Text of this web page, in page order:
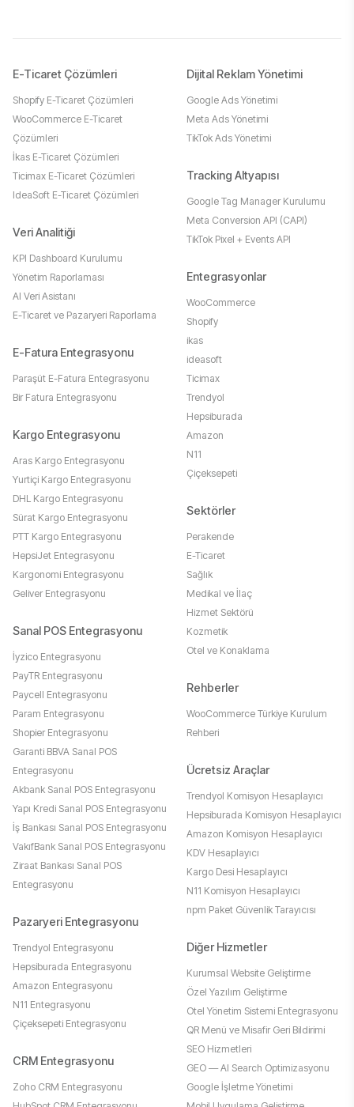
E-Ticaret Çözümleri
Shopify E-Ticaret Çözümleri
WooCommerce E-Ticaret
Çözümleri
İkas E-Ticaret Çözümleri
Ticimax E-Ticaret Çözümleri
IdeaSoft E-Ticaret Çözümleri
Veri Analitiği
KPI Dashboard Kurulumu
Yönetim Raporlaması
AI Veri Asistanı
E-Ticaret ve Pazaryeri Raporlama
E-Fatura Entegrasyonu
Paraşüt E-Fatura Entegrasyonu
Bir Fatura Entegrasyonu
Kargo Entegrasyonu
Aras Kargo Entegrasyonu
Yurtiçi Kargo Entegrasyonu
DHL Kargo Entegrasyonu
Sürat Kargo Entegrasyonu
PTT Kargo Entegrasyonu
HepsiJet Entegrasyonu
Kargonomi Entegrasyonu
Geliver Entegrasyonu
Sanal POS Entegrasyonu
İyzico Entegrasyonu
PayTR Entegrasyonu
Paycell Entegrasyonu
Param Entegrasyonu
Shopier Entegrasyonu
Garanti BBVA Sanal POS
Entegrasyonu
Akbank Sanal POS Entegrasyonu
Yapı Kredi Sanal POS Entegrasyonu
İş Bankası Sanal POS Entegrasyonu
VakıfBank Sanal POS Entegrasyonu
Ziraat Bankası Sanal POS
Entegrasyonu
Pazaryeri Entegrasyonu
Trendyol Entegrasyonu
Hepsiburada Entegrasyonu
Amazon Entegrasyonu
N11 Entegrasyonu
Çiçeksepeti Entegrasyonu
CRM Entegrasyonu
Zoho CRM Entegrasyonu
Dijital Reklam Yönetimi
Google Ads Yönetimi
Meta Ads Yönetimi
TikTok Ads Yönetimi
Tracking Altyapısı
Google Tag Manager Kurulumu
Meta Conversion API (CAPI)
TikTok Pixel + Events API
Entegrasyonlar
WooCommerce
Shopify
ikas
ideasoft
Ticimax
Trendyol
Hepsiburada
Amazon
N11
Çiçeksepeti
Sektörler
Perakende
E-Ticaret
Sağlık
Medikal ve İlaç
Hizmet Sektörü
Kozmetik
Otel ve Konaklama
Rehberler
WooCommerce Türkiye Kurulum
Rehberi
Ücretsiz Araçlar
Trendyol Komisyon Hesaplayıcı
Hepsiburada Komisyon Hesaplayıcı
Amazon Komisyon Hesaplayıcı
KDV Hesaplayıcı
Kargo Desi Hesaplayıcı
N11 Komisyon Hesaplayıcı
npm Paket Güvenlik Tarayıcısı
Diğer Hizmetler
Kurumsal Website Geliştirme
Özel Yazılım Geliştirme
Otel Yönetim Sistemi Entegrasyonu
QR Menü ve Misafir Geri Bildirimi
SEO Hizmetleri
GEO — AI Search Optimizasyonu
Google İşletme Yönetimi